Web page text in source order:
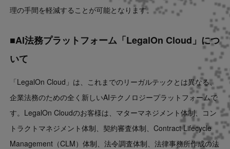
理の手間を軽減することが可能となります。
■AI法務プラットフォーム「LegalOn Cloud」につ
いて
「LegalOn Cloud」は、これまでのリーガルテックとは異なる、
企業法務のための全く新しいAIテクノロジープラットフォームで
す。LegalOn Cloudのお客様は、マターマネジメント体制、コン
トラクトマネジメント体制、契約審査体制、Contract Lifecycle
Management（CLM）体制、法令調査体制、法律事務所作成の法